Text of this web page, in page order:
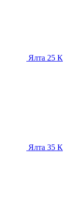
Ялта 25 К
Ялта 35 К